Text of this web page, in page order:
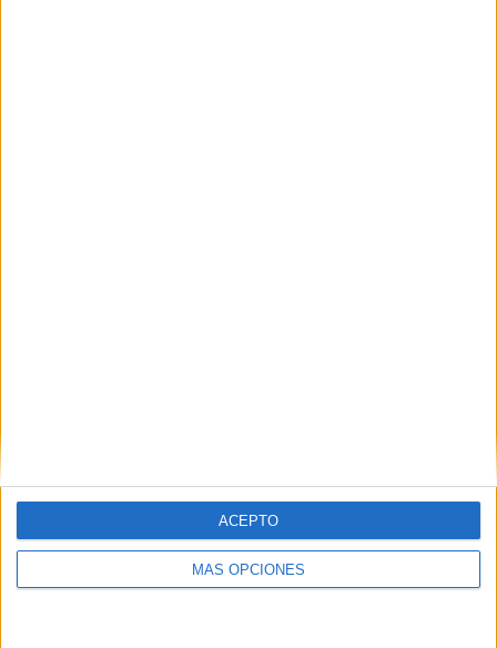
MÁS OPCIONES
ACEPTO
LO MÁS VISITADO